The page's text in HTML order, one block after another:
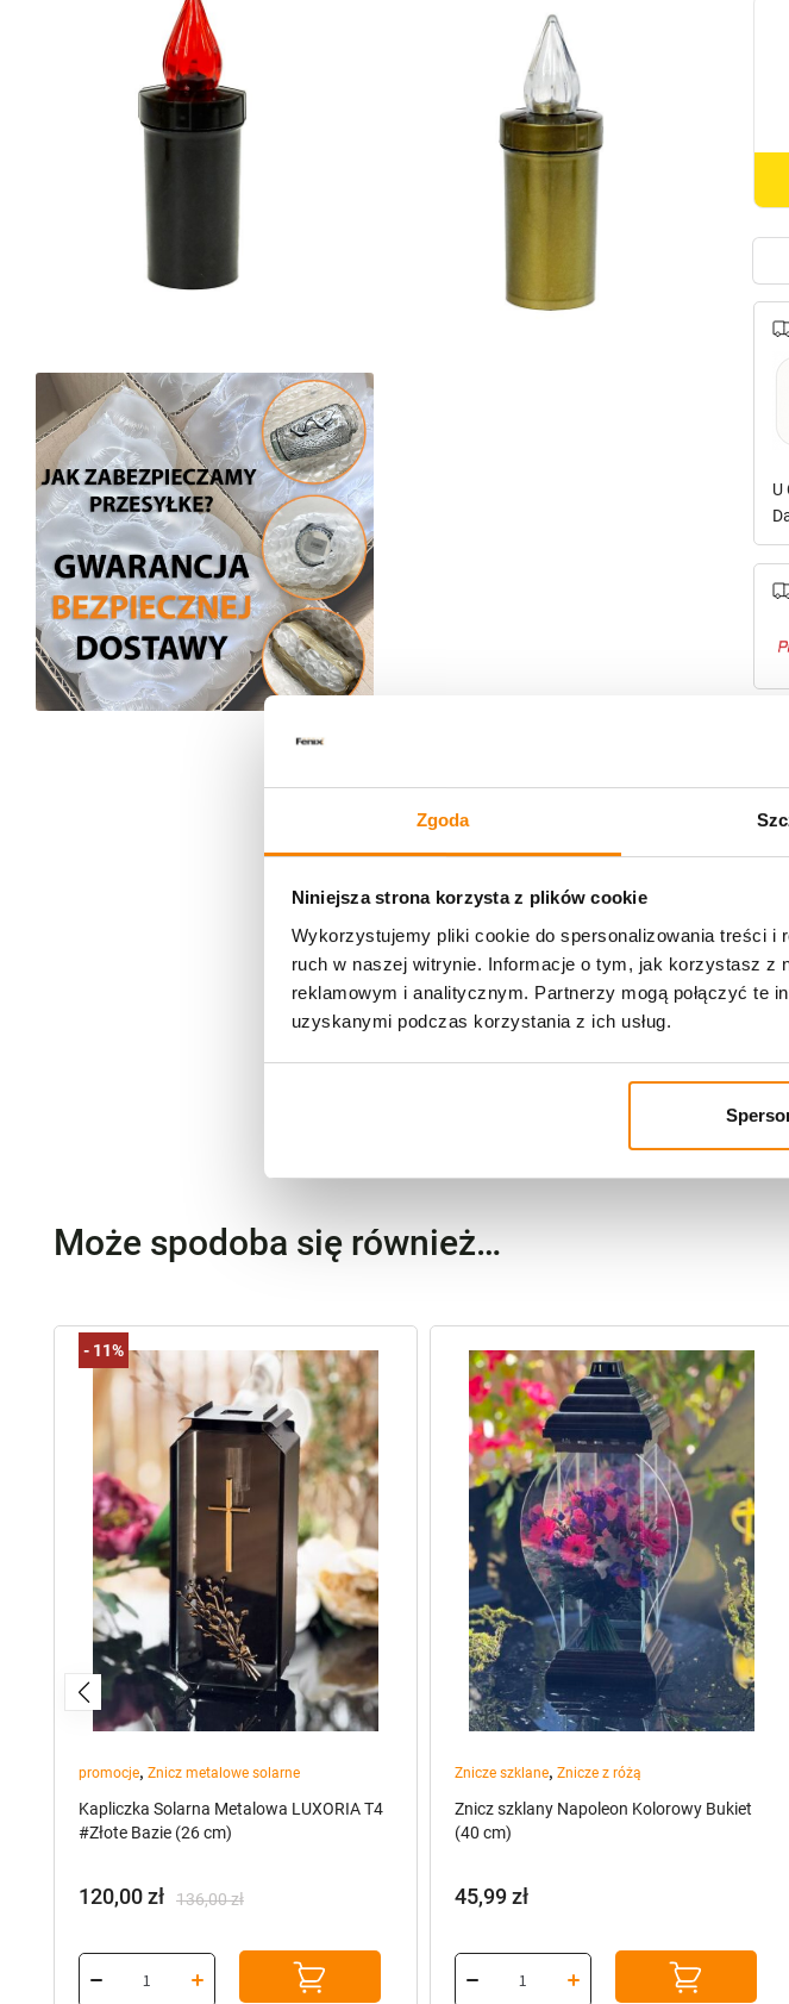
Zgoda
Niniejsza strona korzysta z plików cookie
Wykorzystujemy pliki cookie do spersonalizowania treści i
ruch w naszej witrynie. Informacje o tym, jak korzystasz z
reklamowym i analitycznym. Partnerzy mogą połączyć te
uzyskanymi podczas korzystania z ich usług.
U
Może spodoba się również…
promocje, Znicz metalowe solarne
Kapliczka Solarna Metalowa LUXORIA T4
#Złote Bazie (26 cm)
- 11%
136,00zł
cena
wynosiła:
120,00zł
cena
wynosi:
Znicze szklane, Znicze z różą
Znicz szklany Napoleon Kolorowy Bukiet
(40 cm)
45,99zł